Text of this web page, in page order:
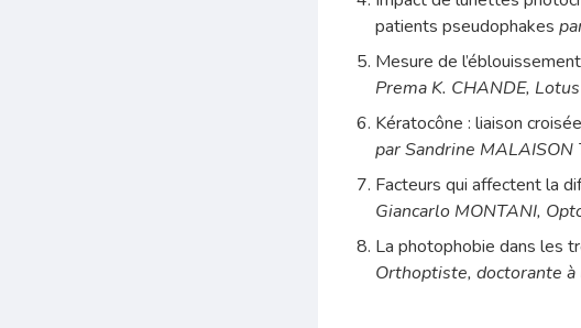
patients pseudophakes
Mesure de
Prema K. CHANDE,
Kératocône : liaison
par Sandrine
Facteurs qui affectent la
Giancarlo MONTANI,
La photophobie dans les
Orthoptiste, doctorante à